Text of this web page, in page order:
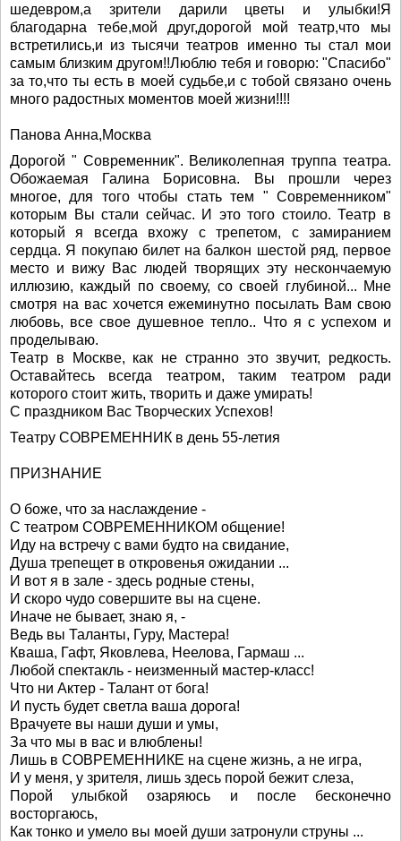
шедевром,а зрители дарили цветы и улыбки!Я
благодарна тебе,мой друг,дорогой мой театр,что мы
встретились,и из тысячи театров именно ты стал мои
самым близким другом!!Люблю тебя и говорю: "Спасибо"
за то,что ты есть в моей судьбе,и с тобой связано очень
много радостных моментов моей жизни!!!!
Панова Анна,Москва
Дорогой " Современник". Великолепная труппа театра.
Обожаемая Галина Борисовна. Вы прошли через
многое, для того чтобы стать тем " Современником"
которым Вы стали сейчас. И это того стоило. Театр в
который я всегда вхожу с трепетом, с замиранием
сердца. Я покупаю билет на балкон шестой ряд, первое
место и вижу Вас людей творящих эту нескончаемую
иллюзию, каждый по своему, со своей глубиной... Мне
смотря на вас хочется ежеминутно посылать Вам свою
любовь, все свое душевное тепло.. Что я с успехом и
проделываю.
Театр в Москве, как не странно это звучит, редкость.
Оставайтесь всегда театром, таким театром ради
которого стоит жить, творить и даже умирать!
С праздником Вас Творческих Успехов!
Театру СОВРЕМЕННИК в день 55-летия
ПРИЗНАНИЕ
О боже, что за наслаждение -
С театром СОВРЕМЕННИКОМ общение!
Иду на встречу с вами будто на свидание,
Душа трепещет в откровенья ожидании ...
И вот я в зале - здесь родные стены,
И скоро чудо совершите вы на сцене.
Иначе не бывает, знаю я, -
Ведь вы Таланты, Гуру, Мастера!
Кваша, Гафт, Яковлева, Неелова, Гармаш ...
Любой спектакль - неизменный мастер-класс!
Что ни Актер - Талант от бога!
И пусть будет светла ваша дорога!
Врачуете вы наши души и умы,
За что мы в вас и влюблены!
Лишь в СОВРЕМЕННИКЕ на сцене жизнь, а не игра,
И у меня, у зрителя, лишь здесь порой бежит слеза,
Порой улыбкой озаряюсь и после бесконечно
восторгаюсь,
Как тонко и умело вы моей души затронули струны ...